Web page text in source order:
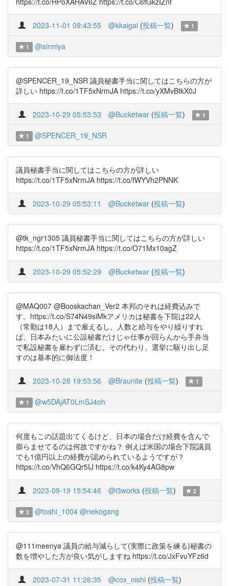
2023-11-01 09:43:55 @kkaigai (投稿一覧) 1
1 @airmiya
@SPENCER_19_NSR 議員秘書手当に関してはこちらの方が
詳しい https://t.co/1TF5xNrmJA https://t.co/yXMvBtkX0J
2023-10-29 05:53:53 @Bucketwar (投稿一覧) 1
1 @SPENCER_19_NSR
議員秘書手当に関してはこちらの方が詳しい
https://t.co/1TF5xNrmJA https://t.co/fWYVh2PNNK
2023-10-29 05:53:11 @Bucketwar (投稿一覧)
@tk_ngr1305 議員秘書手当に関してはこちらの方が詳しい
https://t.co/1TF5xNrmJA https://t.co/O71Mx10agZ
2023-10-29 05:52:29 @Bucketwar (投稿一覧)
@MAQ007 @Booskachan_Ver2 本邦のそれは経費込みで
す。https://t.co/S74N49siMkアメリカは秘書を下院は22人
（常勤は18人）まで雇えるし、人数と給与をやり繰りすれ
ば、日本みたいに公設秘書だけじゃ仕事が回らんから手弁当
で私設秘書を雇わずに済む。その代わり、選挙に駆り出し足
すのは基本的に御法度！
2023-10-28 19:53:56 @Braunite (投稿一覧) 1
1 @w5DAjAT0LmSJ4oh
何度もこの話題出てくるけど、日本の場合だけ経費を含んで
膨らませてるのは何故ですかね？ 例えば米国の場合下院議員
でも1億円以上の経費が認められているようですが？
https://t.co/VhQ6GQr5IJ https://t.co/k4Ky4AG8pw
2023-09-19 15:54:46 @i3works (投稿一覧) 2
2 @toshi_1004 @nekogang
@111meenya 議員の給与減らして(実際に政策を練る)秘書の
数を増やした方が良い気がしますね https://t.co/JxFvuYFz6d
2023-07-31 11:26:35 @cox_nishi (投稿一覧)